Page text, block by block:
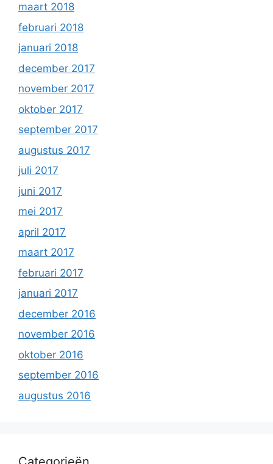
maart 2018
februari 2018
januari 2018
december 2017
november 2017
oktober 2017
september 2017
augustus 2017
juli 2017
juni 2017
mei 2017
april 2017
maart 2017
februari 2017
januari 2017
december 2016
november 2016
oktober 2016
september 2016
augustus 2016